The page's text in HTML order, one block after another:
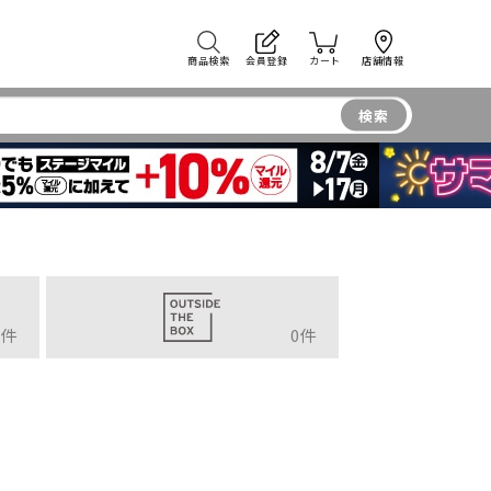
商品検索 会員登録 カート 店舗情報
検索
件 0件